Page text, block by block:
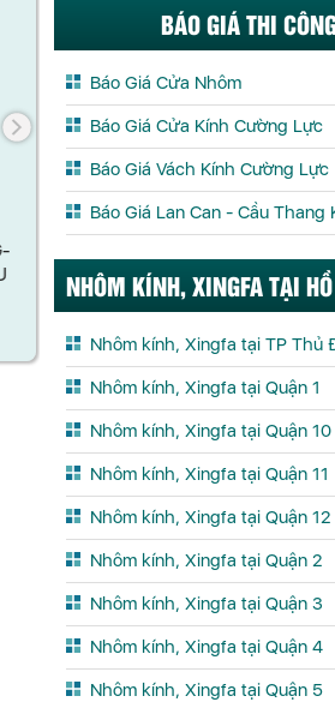
CÁNH) MÀU BẠC ANODE
Xem chi tết
BÁO GIÁ THI
Báo Giá Cửa Nhôm
Báo Giá Cửa Kính Cường Lực
Báo Giá Vách Kính Cường Lực
Báo Giá Lan Can - Cầu Thang
NHÔM KÍNH, XINGFA TẠI
Nhôm kính, Xingfa tại TP Thủ
Nhôm kính, Xingfa tại Quận 1
Nhôm kính, Xingfa tại Quận 10
Nhôm kính, Xingfa tại Quận 11
Nhôm kính, Xingfa tại Quận 12
Nhôm kính, Xingfa tại Quận 2
Nhôm kính, Xingfa tại Quận 3
Nhôm kính, Xingfa tại Quận 4
Nhôm kính, Xingfa tại Quận 5